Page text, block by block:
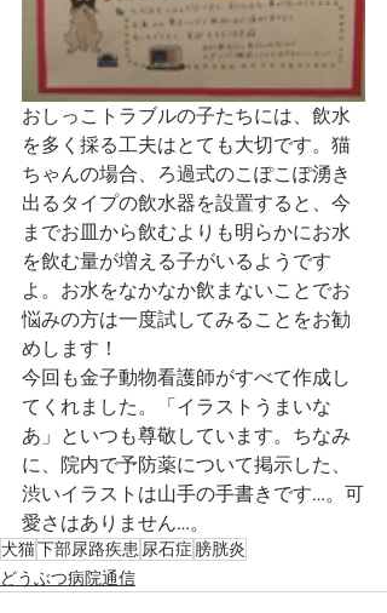
おしっこトラブルの子たちには、飲水
を多く採る工夫はとても大切です。猫
ちゃんの場合、ろ過式のこぽこぽ湧き
出るタイプの飲水器を設置すると、今
までお皿から飲むよりも明らかにお水
を飲む量が増える子がいるようです
よ。お水をなかなか飲まないことでお
悩みの方は一度試してみることをお勧
めします！
今回も金子動物看護師がすべて作成し
てくれました。「イラストうまいな
あ」といつも尊敬しています。ちなみ
に、院内で予防薬について掲示した、
渋いイラストは山手の手書きです…。可
愛さはありません…。
犬猫下部尿路疾患 尿石症 膀胱炎
どうぶつ病院通信